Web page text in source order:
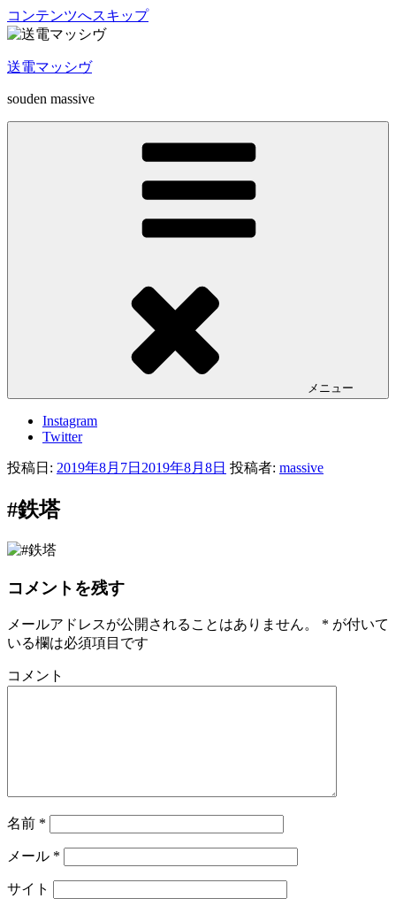
コンテンツへスキップ
送電マッシヴ
souden massive
メニュー
Instagram
Twitter
投稿日: 2019年8月7日 2019年8月8日 投稿者: massive
#鉄塔
コメントを残す
メールアドレスが公開されることはありません。 * が付いて
いる欄は必須項目です
コメント
名前 *
メール *
サイト